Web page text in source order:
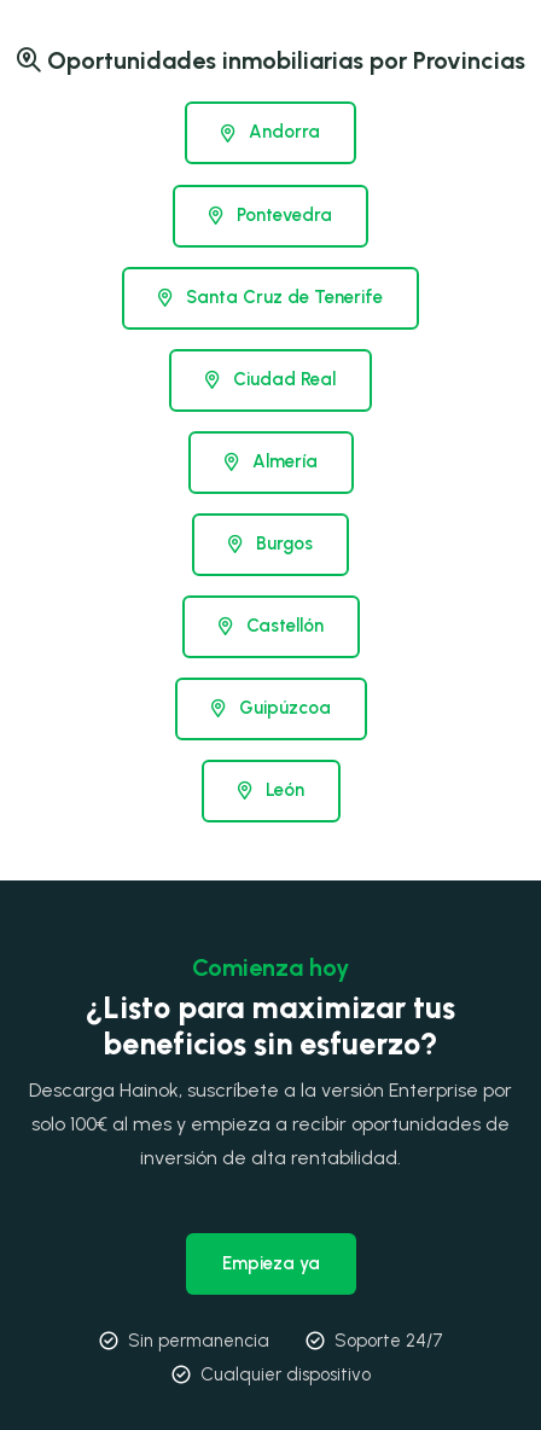
Oportunidades inmobiliarias por Provincias
Andorra
Pontevedra
Santa Cruz de Tenerife
Ciudad Real
Almería
Burgos
Castellón
Guipúzcoa
León
Comienza hoy
¿Listo para maximizar tus
beneficios sin esfuerzo?
Descarga Hainok, suscríbete a la versión Enterprise por
solo 100€ al mes y empieza a recibir oportunidades de
inversión de alta rentabilidad.
Empieza ya
Sin permanencia
Soporte 24/7
Cualquier dispositivo